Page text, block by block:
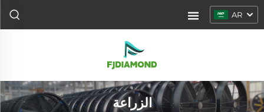
AR
الزراعة